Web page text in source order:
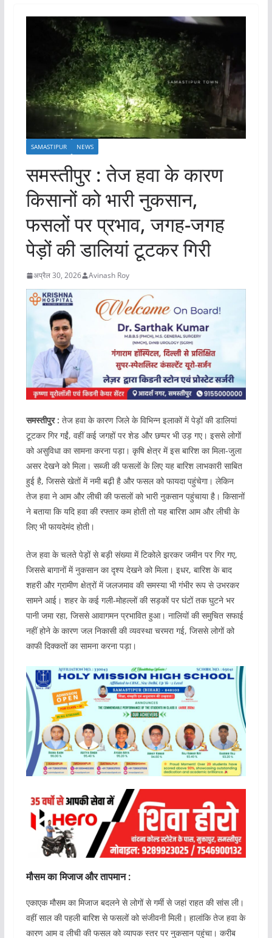
SAMASTIPUR NEWS
समस्तीपुर : तेज हवा के कारण
किसानों को भारी नुकसान,
फसलों पर प्रभाव, जगह-जगह
पेड़ों की डालियां टूटकर गिरी
अप्रैल 30, 2026 Avinash Roy
समस्तीपुर : तेज हवा के कारण जिले के विभिन्न इलाकों में पेड़ों की डालियां
टूटकर गिर गईं, वहीं कई जगहों पर शेड और छप्पर भी उड़ गए। इससे लोगों
को असुविधा का सामना करना पड़ा। कृषि क्षेत्र में इस बारिश का मिला-जुला
असर देखने को मिला। सब्जी की फसलों के लिए यह बारिश लाभकारी साबित
हुई है, जिससे खेतों में नमी बढ़ी है और फसल को फायदा पहुंचेगा। लेकिन
तेज हवा ने आम और लीची की फसलों को भारी नुकसान पहुंचाया है। किसानों
ने बताया कि यदि हवा की रफ्तार कम होती तो यह बारिश आम और लीची के
लिए भी फायदेमंद होती।
तेज हवा के चलते पेड़ों से बड़ी संख्या में टिकोले झरकर जमीन पर गिर गए,
जिससे बागानों में नुकसान का दृश्य देखने को मिला। इधर, बारिश के बाद
शहरी और ग्रामीण क्षेत्रों में जलजमाव की समस्या भी गंभीर रूप से उभरकर
सामने आई। शहर के कई गली-मोहल्लों की सड़कों पर घंटों तक घुटने भर
पानी जमा रहा, जिससे आवागमन प्रभावित हुआ। नालियों की समुचित सफाई
नहीं होने के कारण जल निकासी की व्यवस्था चरमरा गई, जिससे लोगों को
काफी दिक्कतों का सामना करना पड़ा।
मौसम का मिजाज और तापमान :
एकाएक मौसम का मिजाज बदलने से लोगों से गर्मी से जहां राहत की सांस ली।
वहीं साल की पहली बारिश से फसलों को संजीवनी मिली। हालांकि तेज हवा के
कारण आम व लीची की फसल को व्यापक स्तर पर नुकसान पहुंचा। करीब